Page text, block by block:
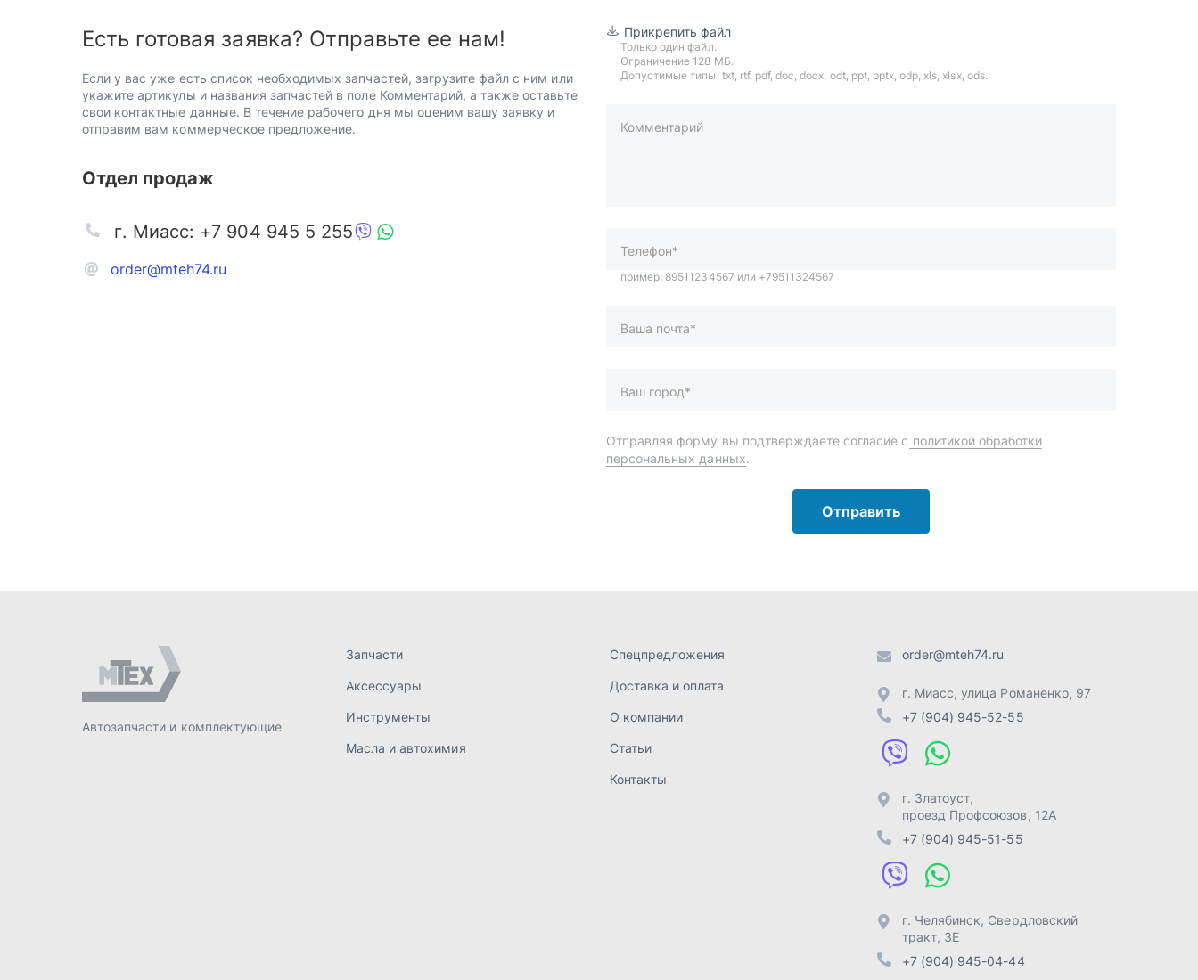
Есть готовая заявка? Отправьте ее нам!
Если у вас уже есть список необходимых запчастей, загрузите файл с ним или
укажите артикулы и названия запчастей в поле Комментарий, а также оставьте
свои контактные данные. В течение рабочего дня мы оценим вашу заявку и
отправим вам коммерческое предложение.
Отдел продаж
order@mteh74.ru
г. Миасс: +7 904 945 5 255
Прикрепить файл
Только один файл.
Ограничение 128 МБ.
Допустимые типы: txt, rtf, pdf, doc, docx, odt, ppt, pptx, odp, xls, xlsx, ods.
Комментарий
пример: 89511234567 или +79511324567
Отправить
Доставка и оплата
+7 (904) 945-52-55
г. Челябинск,Свердловский
тракт, 3Е
Отправить заявку
Разработка -